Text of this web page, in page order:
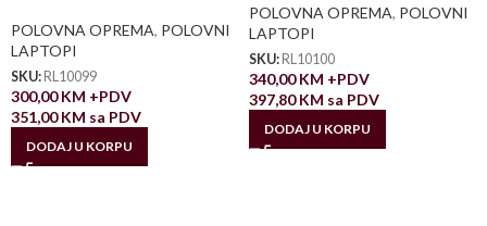
POLOVNA OPREMA, POLOVNI
LAPTOPI
SKU: RL10099
300,00KM +PDV
351,00KM sa PDV
DODAJ U KORPU
POLOVNA OPREMA, POLOVNI
LAPTOPI
SKU: RL10100
340,00KM +PDV
397,80KM sa PDV
DODAJ U KORPU